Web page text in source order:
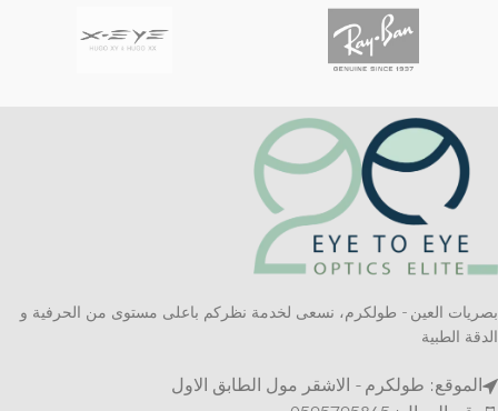
بصريات العين - طولكرم، نسعى لخدمة نظركم باعلى مستوى من الحرفية و
الدقة الطبية
الموقع: طولكرم - الاشقر مول الطابق الاول